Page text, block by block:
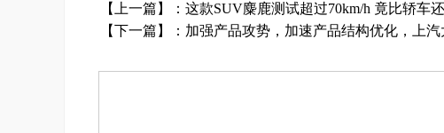
【上一篇】： 这款SUV麋鹿测试超过70km/h 竟比轿车
【下一篇】： 加强产品攻势，加速产品结构优化，上汽